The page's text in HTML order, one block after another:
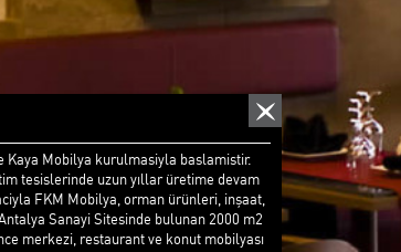
Kaya Mobilya kurulmasiyla baslamistir.
tesislerinde uzun yıllar üretime devam
FKM Mobilya, orman ürünleri, inşaat,
Sanayi Sitesinde bulunan 2000 m2
merkezi, restaurant ve konut mobilyası